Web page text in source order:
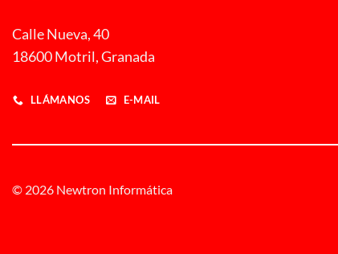
Calle Nueva, 40
18600 Motril, Granada
LLÁMANOS E-MAIL
© 2026 Newtron Informática